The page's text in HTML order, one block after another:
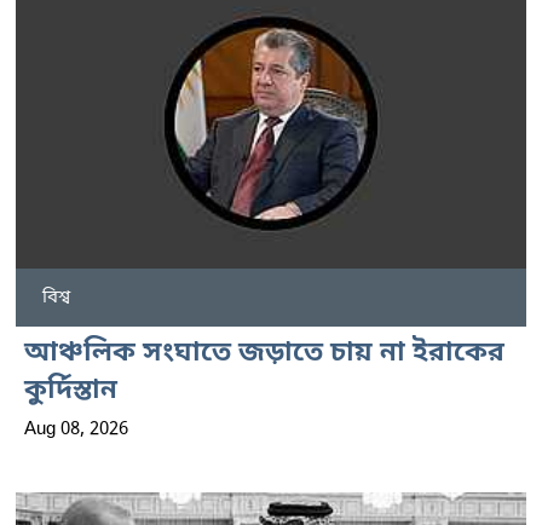
বিশ্ব
আঞ্চলিক সংঘাতে জড়াতে চায় না ইরাকের
কুর্দিস্তান
Aug 08, 2026